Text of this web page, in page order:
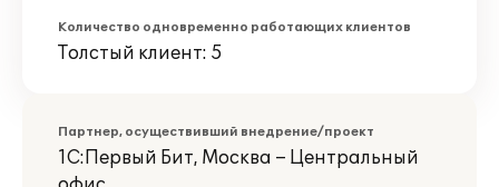
Количество одновременно работающих клиентов
Толстый клиент: 5
Партнер, осуществивший внедрение/проект
1С:Первый Бит, Москва – Центральный